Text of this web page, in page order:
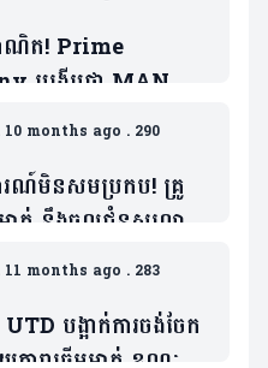
ផ្ដាច់កុងត្រា
ាណិត! Prime
បង្ហើបថា MAN
ើរឿងមួយដាក់ ដែលជា
ល់តម្លៃឲ្យខ្លួន
10 months ago . 290
រណ៍មិនសមប្រកប! គ្រូ
ម្នាក់ នឹងចូលជំនួសលោក
ប្រសិនក្លឹបមិនធ្វើរឿង
11 months ago . 283
បង្អាក់ការចង់ចែក